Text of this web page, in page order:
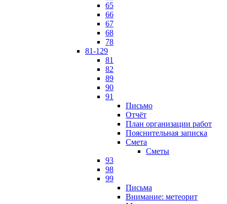
65
66
67
68
78
81-129
81
82
89
90
91
Письмо
Отчёт
План организации работ
Пояснительная записка
Смета
Сметы
93
98
99
Письма
Внимание: метеорит